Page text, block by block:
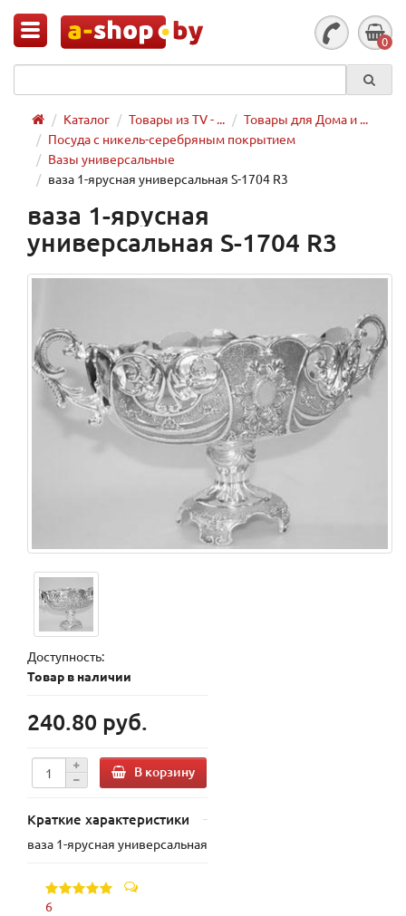
0
Каталог Товары из TV - ...
Товары для Дома и ...
Посуда с никель-серебряным покрытием
Вазы универсальные
ваза 1-ярусная универсальная S-1704 R3
ваза 1-ярусная
универсальная S-1704 R3
Доступность:
Товар в наличии
240.80 руб.
В корзину
Краткие характеристики
ваза 1-ярусная универсальная
6